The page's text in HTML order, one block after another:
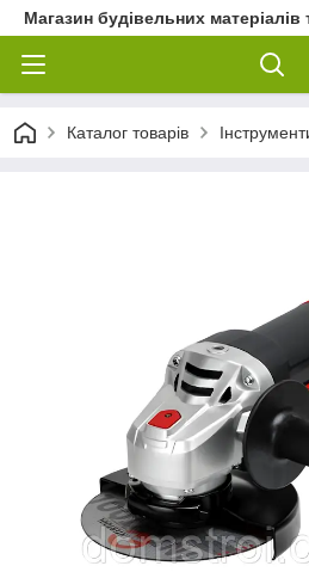
Магазин будівельних
Каталог товарів